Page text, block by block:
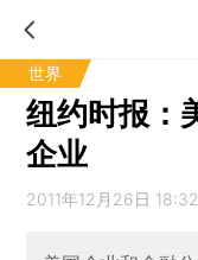
世界
纽约时报：
企业
2011年12月26日 18:32